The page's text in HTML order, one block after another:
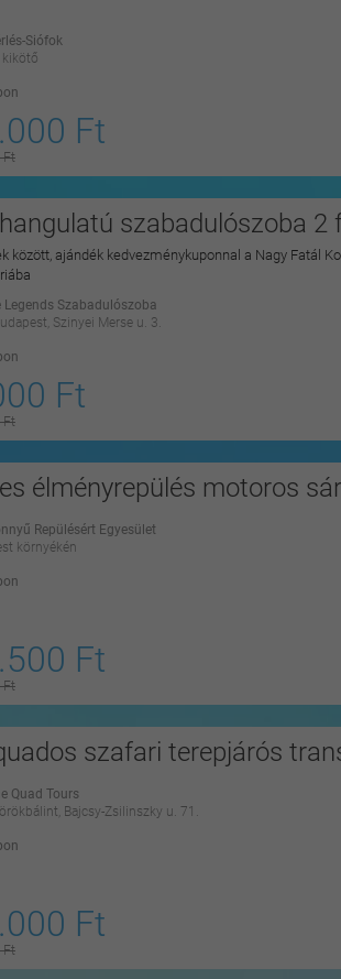
Siófok
Ft
Ft
szabadulószoba 2
között, ajándék kedvezménykuponnal a Nagy Fatál
Legends Szabadulószoba
Szinyei Merse u. 3.
Ft
Ft
élményrepülés motoros
Repülésért Egyesület
környékén
Ft
Ft
szafari terepjárós
Quad Tours
Bajcsy-Zsilinszky u. 71.
Ft
Ft